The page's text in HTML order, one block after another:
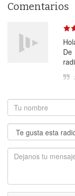
Comentarios